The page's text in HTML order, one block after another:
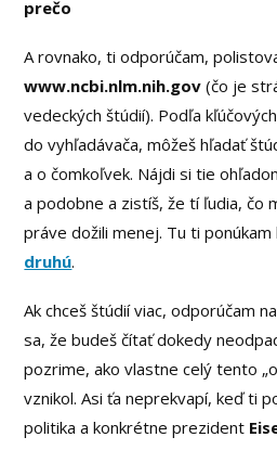
prečo
A rovnako, ti odporúčam,
www.ncbi.nlm.nih.gov (čo je
vedeckých štúdií). Podľa
do vyhľadávača, môžeš hľadať
a o čomkoľvek. Nájdi si tie
a podobne a zistíš, že tí ľudia, čo
práve dožili menej. Tu ti ponúkam
druhú.
Ak chceš štúdií viac, odporúčam
sa, že budeš čítať dokedy
pozrime, ako vlastne celý tento
vznikol. Asi ťa neprekvapí, keď ti
politika a konkrétne prezident